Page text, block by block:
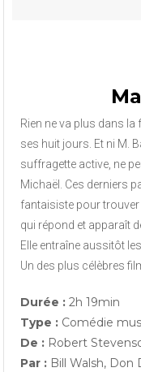
Rien ne va plus dans
ses huit jours. Et ni M.
suffragette active, ne
Michaël. Ces derniers
fantaisiste pour trouver
qui répond et apparaît
Elle entraîne aussitôt
Un des plus célèbres
Durée :2h 19min
Type : Comédie
De : Robert
Par : Bill Walsh, Don